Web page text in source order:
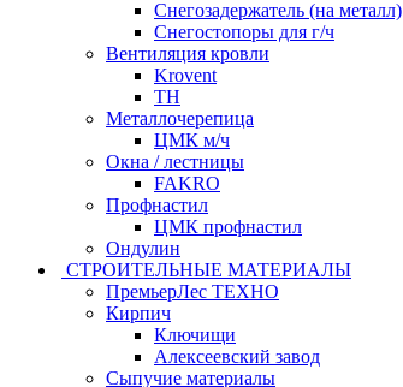
Снегозадержатель (на металл)
Снегостопоры для г/ч
Вентиляция кровли
Krovent
ТН
Металлочерепица
ЦМК м/ч
Окна / лестницы
FAKRO
Профнастил
ЦМК профнастил
Ондулин
СТРОИТЕЛЬНЫЕ МАТЕРИАЛЫ
ПремьерЛес ТЕХНО
Кирпич
Ключищи
Алексеевский завод
Сыпучие материалы